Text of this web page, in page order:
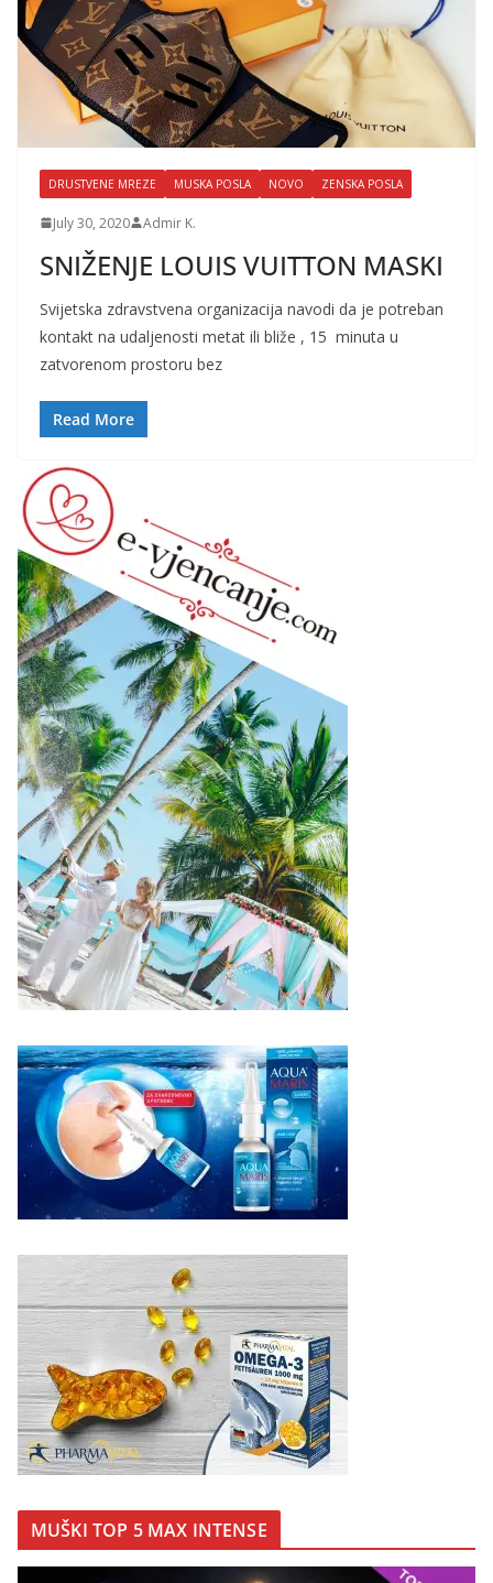
DRUSTVENE MREZE MUSKA POSLA NOVO ZENSKA POSLA
July 30, 2020 Admir K.
SNIŽENJE LOUIS VUITTON MASKI
Svijetska zdravstvena organizacija navodi da je potreban
kontakt na udaljenosti metat ili bliže , 15 minuta u
zatvorenom prostoru bez
Read More
MUŠKI TOP 5 MAX INTENSE